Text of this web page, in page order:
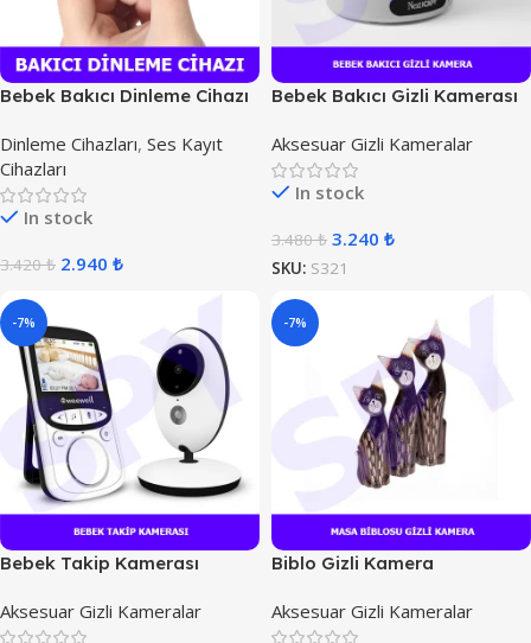
Bebek Bakıcı Dinleme Cihazı
Dinleme Cihazları, Ses Kayıt
Cihazları
In stock
3.420₺ 2.940 ₺
Bebek Bakıcı Gizli Kamerası
Aksesuar Gizli Kameralar
In stock
3.480₺ 3.240 ₺
SKU: S321
-7%
Bebek Takip Kamerası
Aksesuar Gizli Kameralar
-7%
Biblo Gizli Kamera
Aksesuar Gizli Kameralar